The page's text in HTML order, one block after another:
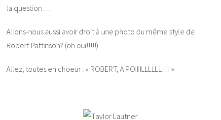
la question…
Allons-nous aussi avoir droit à une photo du même style de
Robert Pattinson? (oh oui!!!!!)
Allez, toutes en choeur : « ROBERT, A POIIIILLLLLL!!!! »